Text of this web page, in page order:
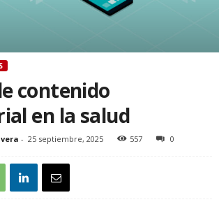
contenido
en la salud
- 25 septiembre, 2025 557 0